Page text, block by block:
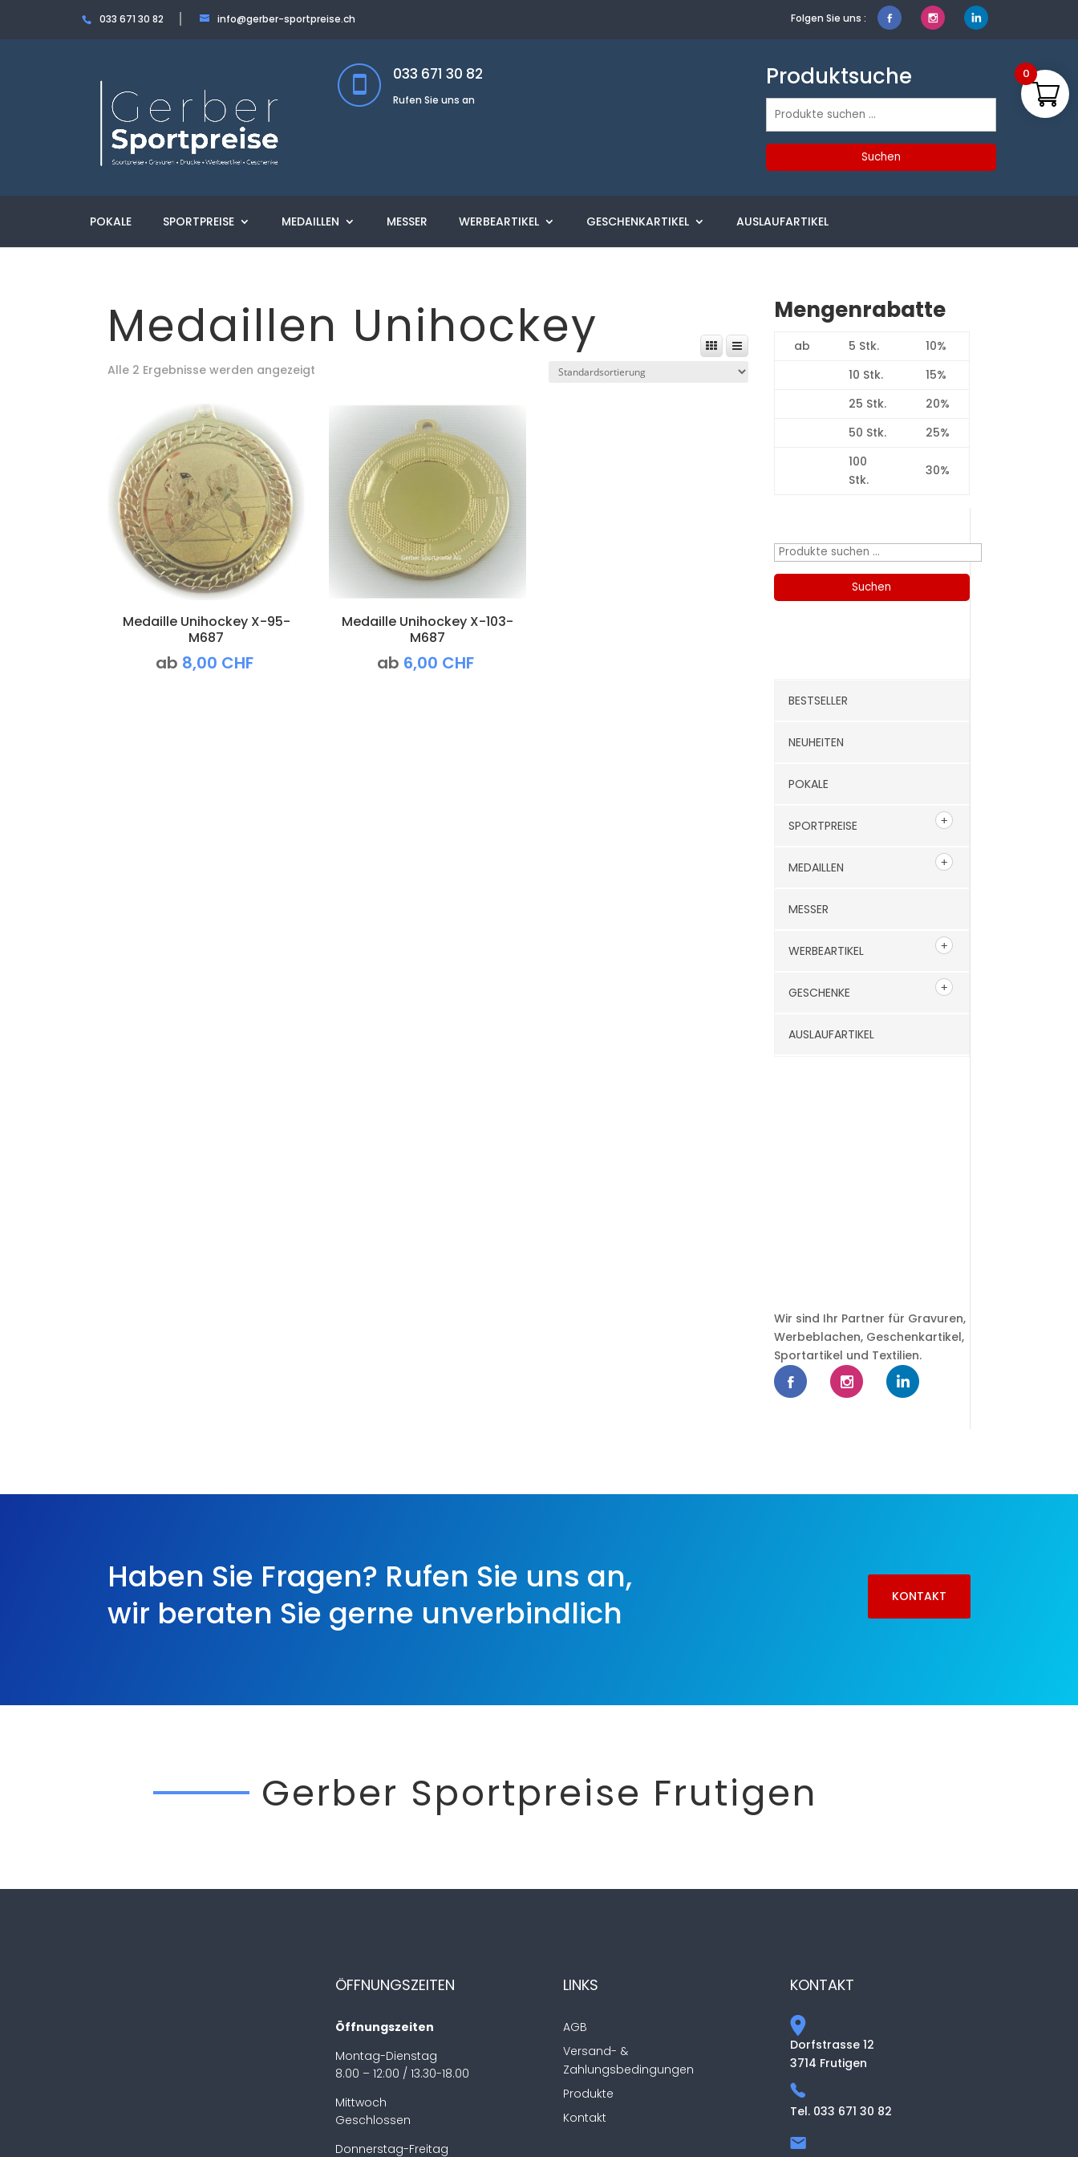
033 671 30 82 info@gerber-sportpreise.ch Folgen Sie uns :
033 671 30 82
Rufen Sie uns an
Produktsuche
Suchen
Suchen
POKALE SPORTPREISE MEDAILLEN MESSER WERBEARTIKEL GESCHENKARTIKEL AUSLAUFARTIKEL
Medaillen Unihockey
Alle 2 Ergebnisse werden angezeigt
Medaille Unihockey X-95-
M687
ab 8,00 CHF
Medaille Unihockey X-103-
M687
ab 6,00 CHF
Mengenrabatte
ab 5 Stk.
10%
10 Stk.
15%
25 Stk.
20%
50 Stk.
25%
100
Stk.
30%
Suchen
Suchen
BESTSELLER
NEUHEITEN
POKALE
SPORTPREISE
MEDAILLEN
MESSER
WERBEARTIKEL
GESCHENKE
AUSLAUFARTIKEL
Wir sind Ihr Partner für Gravuren,
Werbeblachen, Geschenkartikel,
Sportartikel und Textilien.
Haben Sie Fragen? Rufen Sie uns an,
wir beraten Sie gerne unverbindlich
KONTAKT
Gerber Sportpreise Frutigen
ÖFFNUNGSZEITEN
Öffnungszeiten
Montag-Dienstag
8.00 – 12:00 / 13.30-18.00
Mittwoch
Geschlossen
Donnerstag-Freitag
LINKS
AGB
Versand- &
Zahlungsbedingungen
Produkte
Kontakt
KONTAKT
Dorfstrasse 12
3714 Frutigen
Tel. 033 671 30 82
0